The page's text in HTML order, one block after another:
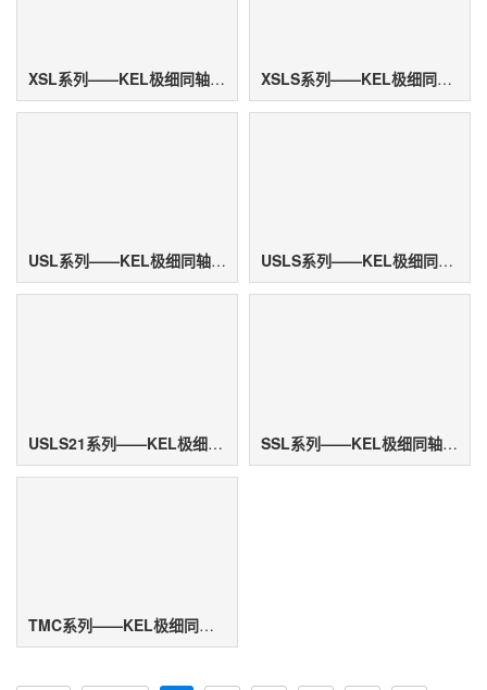
XSL系列——KEL极细同轴电缆连接器 XSLS系列——KEL极细同轴电缆连接器
USL系列——KEL极细同轴电缆连接器 USLS系列——KEL极细同轴电缆连接器
USLS21系列——KEL极细同轴电缆连接器 SSL系列——KEL极细同轴电缆连接器
TMC系列——KEL极细同轴电缆连接器